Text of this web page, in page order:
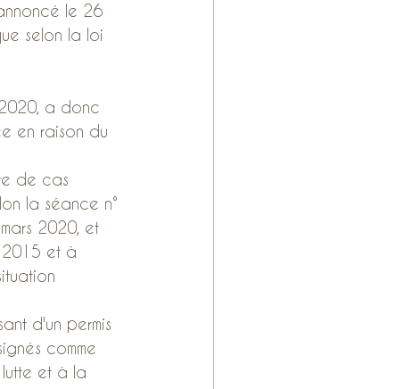
le 26
selon la loi
a donc
en raison du
de cas
la séance n°
2020, et
2015 et à
d'un permis
comme
et à la